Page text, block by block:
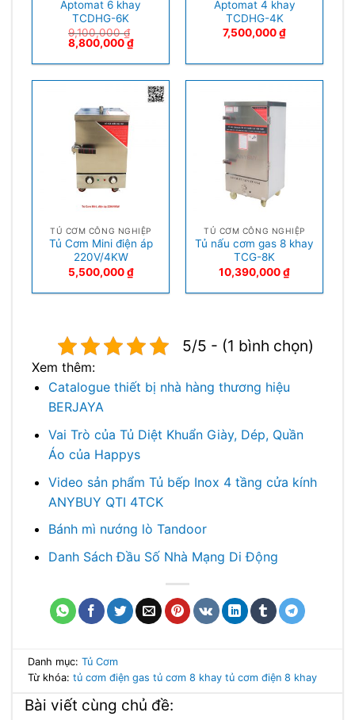
Aptomat 6 khay
TCDHG-6K
9,100,000₫
8,800,000₫
Aptomat 4 khay
TCDHG-4K
7,500,000₫
TỦ CƠM CÔNG NGHIỆP
Tủ Cơm Mini điện áp
220V/4KW
5,500,000₫
TỦ CƠM CÔNG NGHIỆP
Tủ nấu cơm gas 8 khay
TCG-8K
10,390,000₫
5/5 - (1 bình chọn)
Xem thêm:
Catalogue thiết bị nhà hàng thương hiệu
BERJAYA
Vai Trò của Tủ Diệt Khuẩn Giày, Dép, Quần
Áo của Happys
Video sản phẩm Tủ bếp Inox 4 tầng cửa kính
ANYBUY QTI 4TCK
Bánh mì nướng lò Tandoor
Danh Sách Đầu Số Nhà Mạng Di Động
Danh mục: Tủ Cơm
Từ khóa: tủ cơm điện gas tủ cơm 8 khay tủ cơm điện 8 khay
Bài viết cùng chủ đề: